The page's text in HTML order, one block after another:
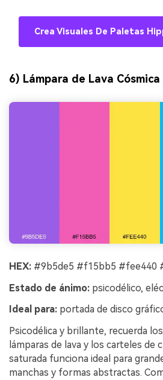
Crea Visuales De Paletas
6) Lámpara de Lava Cósmica
HEX: #9b5de5 #f15bb5 #fee440
Estado de ánimo: psicodélico,
Ideal para: portada de disco
Psicodélica y brillante, recuerda
lámparas de lava y los carteles de
saturada funciona ideal para
manchas y formas abstractas.